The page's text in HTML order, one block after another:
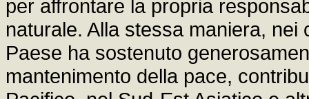
per affrontare la propria
naturale. Alla stessa maniera, nei
Paese ha sostenuto
mantenimento della pace,